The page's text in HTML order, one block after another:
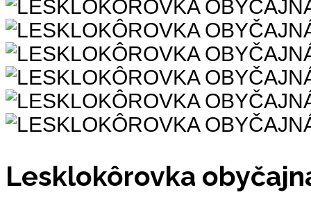
Lesklokôrovka